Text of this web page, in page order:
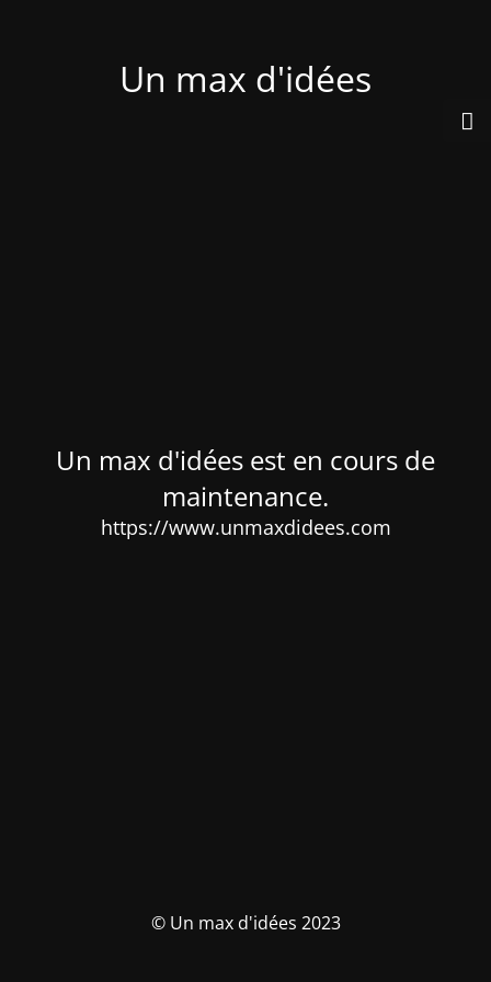
Un max d'idées
Un max d'idées est en cours de
maintenance.
https://www.unmaxdidees.com
© Un max d'idées 2023